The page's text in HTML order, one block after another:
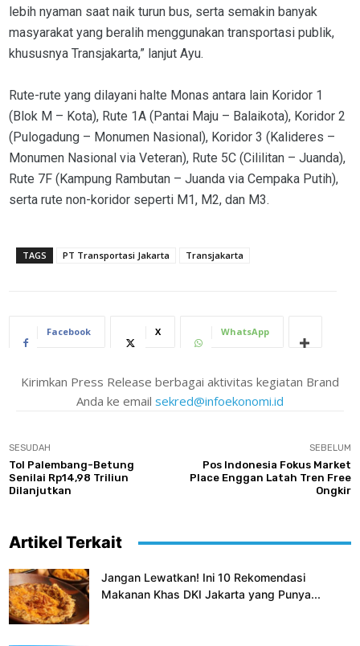
lebih nyaman saat naik turun bus, serta semakin banyak
masyarakat yang beralih menggunakan transportasi publik,
khususnya Transjakarta,” lanjut Ayu.
Rute-rute yang dilayani halte Monas antara lain Koridor 1
(Blok M – Kota), Rute 1A (Pantai Maju – Balaikota), Koridor 2
(Pulogadung – Monumen Nasional), Koridor 3 (Kalideres –
Monumen Nasional via Veteran), Rute 5C (Cililitan – Juanda),
Rute 7F (Kampung Rambutan – Juanda via Cempaka Putih),
serta rute non-koridor seperti M1, M2, dan M3.
TAGS PT Transportasi Jakarta Transjakarta
Facebook X WhatsApp
Kirimkan Press Release berbagai aktivitas kegiatan Brand
Anda ke email sekred@infoekonomi.id
SESUDAH
Tol Palembang-Betung
Senilai Rp14,98 Triliun
Dilanjutkan
SEBELUM
Pos Indonesia Fokus Market
Place Enggan Latah Tren Free
Ongkir
Artikel Terkait
Jangan Lewatkan! Ini 10 Rekomendasi
Makanan Khas DKI Jakarta yang Punya...